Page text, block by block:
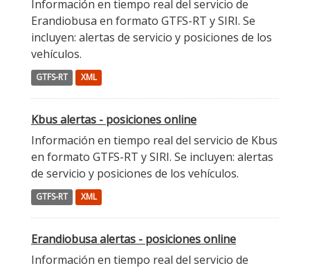
Información en tiempo real del servicio de
Erandiobusa en formato GTFS-RT y SIRI. Se
incluyen: alertas de servicio y posiciones de los
vehículos.
GTFS-RT XML
Kbus alertas - posiciones online
Información en tiempo real del servicio de Kbus
en formato GTFS-RT y SIRI. Se incluyen: alertas
de servicio y posiciones de los vehículos.
GTFS-RT XML
Erandiobusa alertas - posiciones online
Información en tiempo real del servicio de